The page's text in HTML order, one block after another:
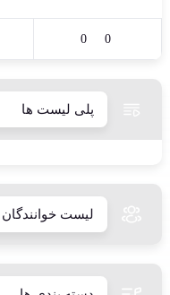
0
0
پلی لیست ها
لیست خوانندگان